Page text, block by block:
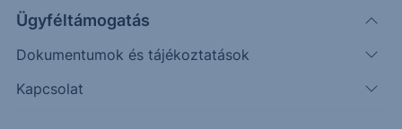
Ügyféltámogatás
Dokumentumok és tájékoztatások
Kapcsolat
2026. augusztus 6.
Lefordult az ellenállásról: EUR/USD